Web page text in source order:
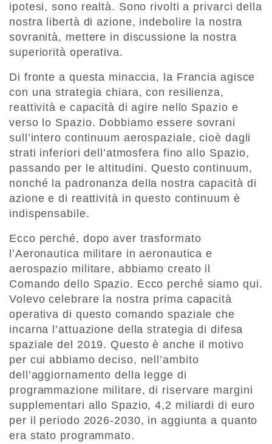
ipotesi, sono realtà. Sono rivolti a privarci della
nostra libertà di azione, indebolire la nostra
sovranità, mettere in discussione la nostra
superiorità operativa.
Di fronte a questa minaccia, la Francia agisce
con una strategia chiara, con resilienza,
reattività e capacità di agire nello Spazio e
verso lo Spazio. Dobbiamo essere sovrani
sull’intero continuum aerospaziale, cioè dagli
strati inferiori dell’atmosfera fino allo Spazio,
passando per le altitudini. Questo continuum,
nonché la padronanza della nostra capacità di
azione e di reattività in questo continuum è
indispensabile.
Ecco perché, dopo aver trasformato
l’Aeronautica militare in aeronautica e
aerospazio militare, abbiamo creato il
Comando dello Spazio. Ecco perché siamo qui.
Volevo celebrare la nostra prima capacità
operativa di questo comando spaziale che
incarna l’attuazione della strategia di difesa
spaziale del 2019. Questo è anche il motivo
per cui abbiamo deciso, nell’ambito
dell’aggiornamento della legge di
programmazione militare, di riservare margini
supplementari allo Spazio, 4,2 miliardi di euro
per il periodo 2026-2030, in aggiunta a quanto
era stato programmato.